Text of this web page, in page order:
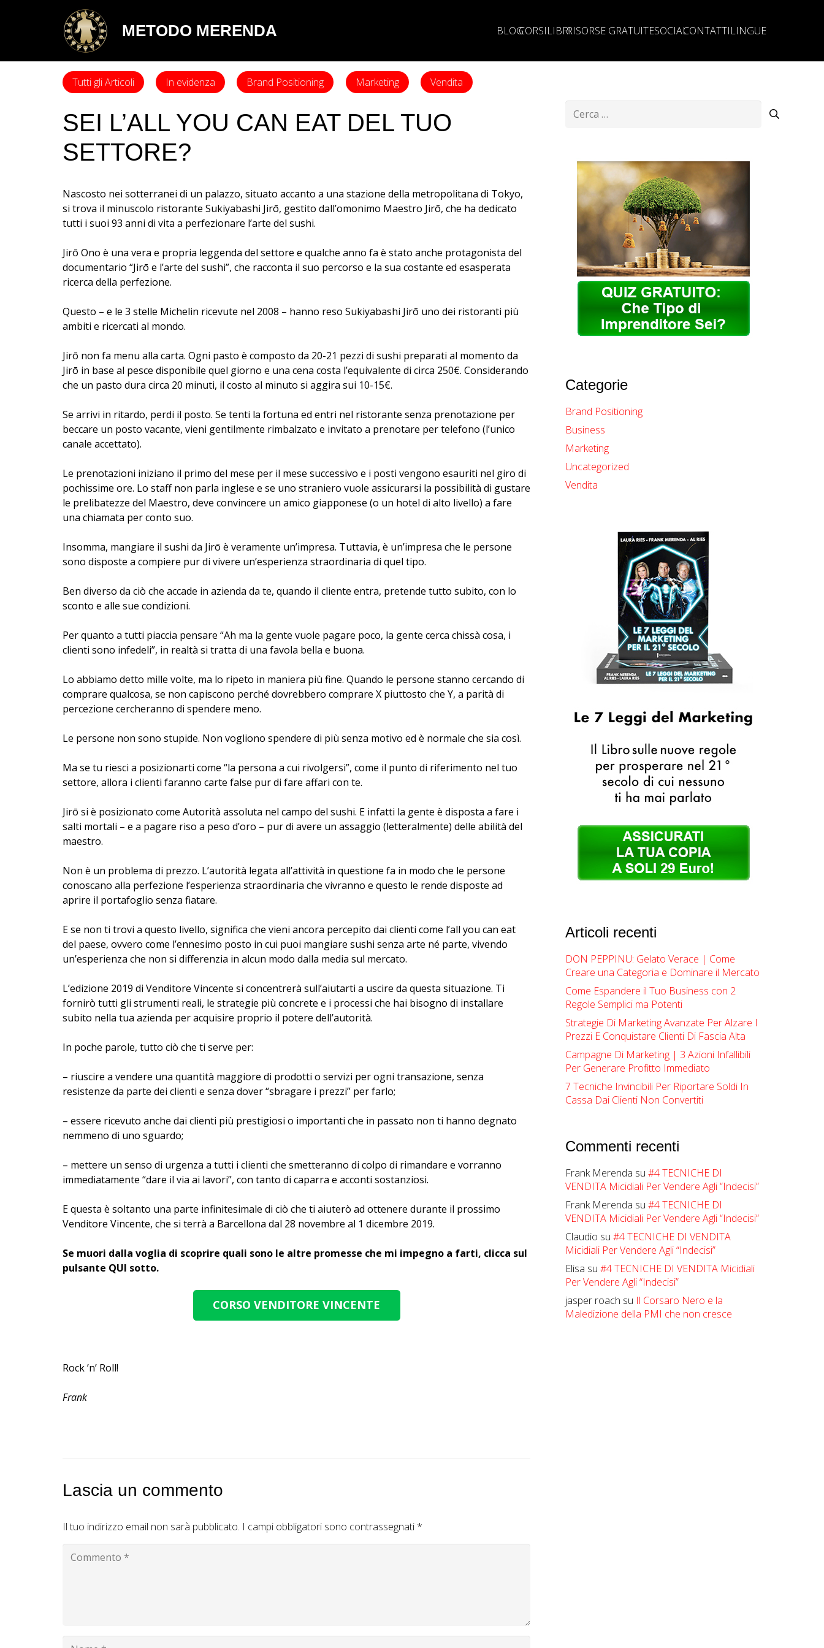
METODO MERENDA BLOGCORSILIBRIRISORSE GRATUITESOCIALCONTATTILINGUE
Tutti gli Articoli In evidenza Brand Positioning Marketing Vendita
SEI L’ALL YOU CAN EAT DEL TUO
SETTORE?
Nascosto nei sotterranei di un palazzo, situato accanto a una stazione della metropolitana di Tokyo,
si trova il minuscolo ristorante Sukiyabashi Jirō, gestito dall’omonimo Maestro Jirō, che ha dedicato
tutti i suoi 93 anni di vita a perfezionare l’arte del sushi.
Jirō Ono è una vera e propria leggenda del settore e qualche anno fa è stato anche protagonista del
documentario “Jirō e l’arte del sushi”, che racconta il suo percorso e la sua costante ed esasperata
ricerca della perfezione.
Questo – e le 3 stelle Michelin ricevute nel 2008 – hanno reso Sukiyabashi Jirō uno dei ristoranti più
ambiti e ricercati al mondo.
Jirō non fa menu alla carta. Ogni pasto è composto da 20-21 pezzi di sushi preparati al momento da
Jirō in base al pesce disponibile quel giorno e una cena costa l’equivalente di circa 250€. Considerando
che un pasto dura circa 20 minuti, il costo al minuto si aggira sui 10-15€.
Se arrivi in ritardo, perdi il posto. Se tenti la fortuna ed entri nel ristorante senza prenotazione per
beccare un posto vacante, vieni gentilmente rimbalzato e invitato a prenotare per telefono (l’unico
canale accettato).
Le prenotazioni iniziano il primo del mese per il mese successivo e i posti vengono esauriti nel giro di
pochissime ore. Lo staff non parla inglese e se uno straniero vuole assicurarsi la possibilità di gustare
le prelibatezze del Maestro, deve convincere un amico giapponese (o un hotel di alto livello) a fare
una chiamata per conto suo.
Insomma, mangiare il sushi da Jirō è veramente un’impresa. Tuttavia, è un’impresa che le persone
sono disposte a compiere pur di vivere un’esperienza straordinaria di quel tipo.
Ben diverso da ciò che accade in azienda da te, quando il cliente entra, pretende tutto subito, con lo
sconto e alle sue condizioni.
Per quanto a tutti piaccia pensare “Ah ma la gente vuole pagare poco, la gente cerca chissà cosa, i
clienti sono infedeli”, in realtà si tratta di una favola bella e buona.
Lo abbiamo detto mille volte, ma lo ripeto in maniera più fine. Quando le persone stanno cercando di
comprare qualcosa, se non capiscono perché dovrebbero comprare X piuttosto che Y, a parità di
percezione cercheranno di spendere meno.
Le persone non sono stupide. Non vogliono spendere di più senza motivo ed è normale che sia così.
Ma se tu riesci a posizionarti come “la persona a cui rivolgersi”, come il punto di riferimento nel tuo
settore, allora i clienti faranno carte false pur di fare affari con te.
Jirō si è posizionato come Autorità assoluta nel campo del sushi. E infatti la gente è disposta a fare i
salti mortali – e a pagare riso a peso d’oro – pur di avere un assaggio (letteralmente) delle abilità del
maestro.
Non è un problema di prezzo. L’autorità legata all’attività in questione fa in modo che le persone
conoscano alla perfezione l’esperienza straordinaria che vivranno e questo le rende disposte ad
aprire il portafoglio senza fiatare.
E se non ti trovi a questo livello, significa che vieni ancora percepito dai clienti come l’all you can eat
del paese, ovvero come l’ennesimo posto in cui puoi mangiare sushi senza arte né parte, vivendo
un’esperienza che non si differenzia in alcun modo dalla media sul mercato.
L’edizione 2019 di Venditore Vincente si concentrerà sull’aiutarti a uscire da questa situazione. Ti
fornirò tutti gli strumenti reali, le strategie più concrete e i processi che hai bisogno di installare
subito nella tua azienda per acquisire proprio il potere dell’autorità.
In poche parole, tutto ciò che ti serve per:
– riuscire a vendere una quantità maggiore di prodotti o servizi per ogni transazione, senza
resistenze da parte dei clienti e senza dover “sbragare i prezzi” per farlo;
– essere ricevuto anche dai clienti più prestigiosi o importanti che in passato non ti hanno degnato
nemmeno di uno sguardo;
– mettere un senso di urgenza a tutti i clienti che smetteranno di colpo di rimandare e vorranno
immediatamente “dare il via ai lavori”, con tanto di caparra e acconti sostanziosi.
E questa è soltanto una parte infinitesimale di ciò che ti aiuterò ad ottenere durante il prossimo
Venditore Vincente, che si terrà a Barcellona dal 28 novembre al 1 dicembre 2019.
Se muori dalla voglia di scoprire quali sono le altre promesse che mi impegno a farti, clicca sul
pulsante QUI sotto.
CORSO VENDITORE VINCENTE
Rock ’n’ Roll!
Frank
Lascia un commento
Il tuo indirizzo email non sarà pubblicato. I campi obbligatori sono contrassegnati *
Ricerca
per:
Categorie
Brand Positioning
Business
Marketing
Uncategorized
Vendita
Articoli recenti
DON PEPPINU: Gelato Verace | Come
Creare una Categoria e Dominare il Mercato
Come Espandere il Tuo Business con 2
Regole Semplici ma Potenti
Strategie Di Marketing Avanzate Per Alzare I
Prezzi E Conquistare Clienti Di Fascia Alta
Campagne Di Marketing | ​​3 Azioni Infallibili
Per Generare Profitto Immediato
7 Tecniche Invincibili Per Riportare Soldi In
Cassa Dai Clienti Non Convertiti
Commenti recenti
Frank Merenda su#4 TECNICHE DI
VENDITA Micidiali Per Vendere Agli “Indecisi”
Frank Merenda su#4 TECNICHE DI
VENDITA Micidiali Per Vendere Agli “Indecisi”
Claudio su#4 TECNICHE DI VENDITA
Micidiali Per Vendere Agli “Indecisi”
Elisa su#4 TECNICHE DI VENDITA Micidiali
Per Vendere Agli “Indecisi”
jasper roach su Il Corsaro Nero e la
Maledizione della PMI che non cresce